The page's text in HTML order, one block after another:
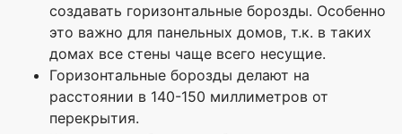
создавать горизонтальные борозды. Особенно
это важно для панельных домов, т.к. в таких
домах все стены чаще всего несущие.
Горизонтальные борозды делают на
расстоянии в 140-150 миллиметров от
перекрытия.